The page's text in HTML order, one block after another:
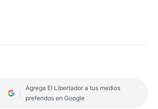
Agrega El Libertador a tus medios
preferidos en Google